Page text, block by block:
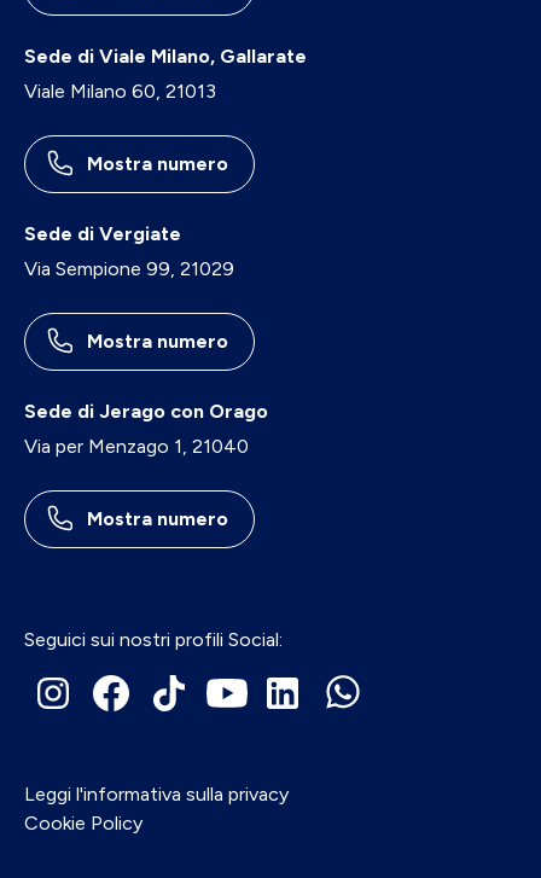
Sede di Viale Milano, Gallarate
Viale Milano 60, 21013
Mostra numero
Sede di Vergiate
Via Sempione 99, 21029
Mostra numero
Sede di Jerago con Orago
Via per Menzago 1, 21040
Mostra numero
Seguici sui nostri profili Social:
Leggi l'informativa sulla privacy
Cookie Policy